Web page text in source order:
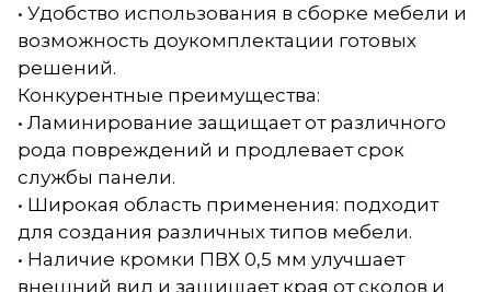
• Удобство использования в сборке мебели и
возможность доукомплектации готовых
решений.
Конкурентные преимущества:
• Ламинирование защищает от различного
рода повреждений и продлевает срок
службы панели.
• Широкая область применения: подходит
для создания различных типов мебели.
• Наличие кромки ПВХ 0,5 мм улучшает
внешний вид и защищает края от сколов и